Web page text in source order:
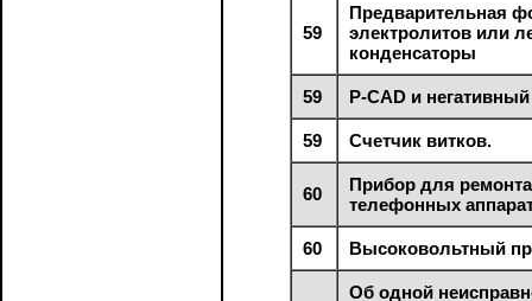
59
Предварительная
электролитов или
конденсаторы
59 P-CAD и
59 Счетчик витков.
60
Прибор для ремонта
телефонных
60 Высоковольтный
Об одной